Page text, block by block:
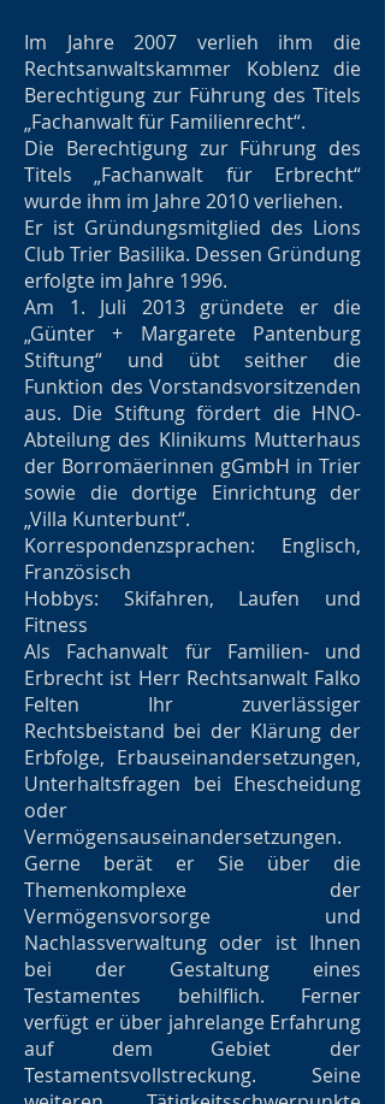
Im Jahre 2007 verlieh ihm die
Rechtsanwaltskammer Koblenz die
Berechtigung zur Führung des Titels
„Fachanwalt für Familienrecht“.
Die Berechtigung zur Führung des
Titels „Fachanwalt für Erbrecht“
wurde ihm im Jahre 2010 verliehen.
Er ist Gründungsmitglied des Lions
Club Trier Basilika. Dessen Gründung
erfolgte im Jahre 1996.
Am 1. Juli 2013 gründete er die
„Günter + Margarete Pantenburg
Stiftung“ und übt seither die
Funktion des Vorstandsvorsitzenden
aus. Die Stiftung fördert die HNO-
Abteilung des Klinikums Mutterhaus
der Borromäerinnen gGmbH in Trier
sowie die dortige Einrichtung der
„Villa Kunterbunt“.
Korrespondenzsprachen: Englisch,
Französisch
Hobbys: Skifahren, Laufen und
Fitness
Als Fachanwalt für Familien- und
Erbrecht ist Herr Rechtsanwalt Falko
Felten Ihr zuverlässiger
Rechtsbeistand bei der Klärung der
Erbfolge, Erbauseinandersetzungen,
Unterhaltsfragen bei Ehescheidung
oder
Vermögensauseinandersetzungen.
Gerne berät er Sie über die
Themenkomplexe der
Vermögensvorsorge und
Nachlassverwaltung oder ist Ihnen
bei der Gestaltung eines
Testamentes behilflich. Ferner
verfügt er über jahrelange Erfahrung
auf dem Gebiet der
Testamentsvollstreckung. Seine